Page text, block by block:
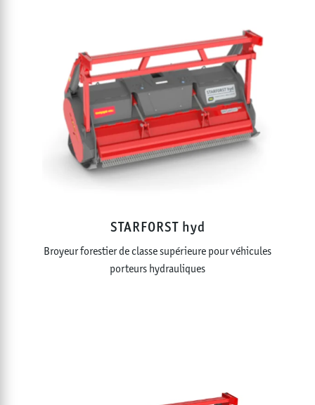
STARFORST hyd
Broyeur forestier de classe supérieure pour véhicules
porteurs hydrauliques